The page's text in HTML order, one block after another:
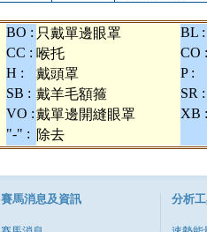
BO : 只戴單邊眼罩
BL :
CC : 喉托
CO :
H : 戴頭罩
P :
SB : 戴羊毛額箍
SR :
VO :戴單邊開縫眼罩
XB :
"-" : 除去
賽馬消息及資訊 分析